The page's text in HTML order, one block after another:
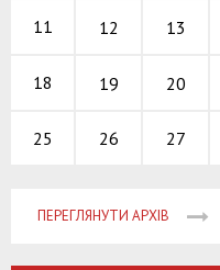
11 12 13
18 19 20
25 26 27
ПЕРЕГЛЯНУТИ АРХІВ